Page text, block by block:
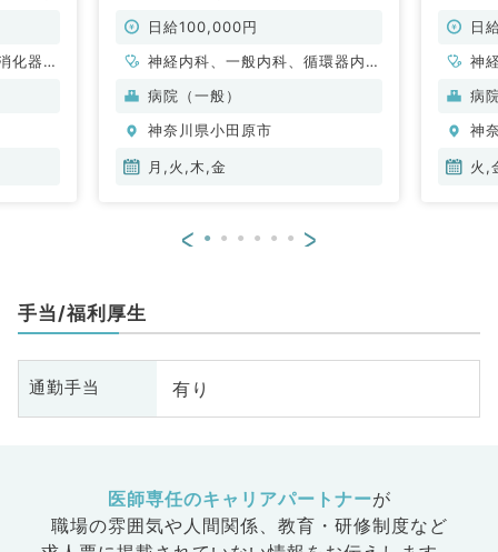
化器内
◎（内科系／非常勤）
日給100,000円
神経内科、一般内科、循環器内
科、呼吸器内科、消化器内科、内
内科、血液内科、膠原病科
病院（一般）
神奈川県小田原市
月,火,木,金
勤） 日
神
循
科
病
神
火,
< >
手当/福利厚生
通勤手当 有り
医師専任のキャリアパートナーが
職場の雰囲気や人間関係、 教育・研修制度など